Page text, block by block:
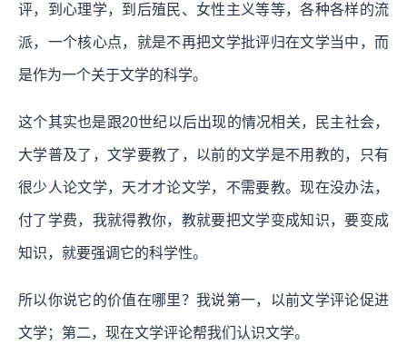
评，到心理学，到后殖民、女性主义等等，各种各样的流
派，一个核心点，就是不再把文学批评归在文学当中，而
是作为一个关于文学的科学。
这个其实也是跟20世纪以后出现的情况相关，民主社会，
大学普及了，文学要教了，以前的文学是不用教的，只有
很少人论文学，天才才论文学，不需要教。现在没办法，
付了学费，我就得教你，教就要把文学变成知识，要变成
知识，就要强调它的科学性。
所以你说它的价值在哪里？我说第一，以前文学评论促进
文学；第二，现在文学评论帮我们认识文学。